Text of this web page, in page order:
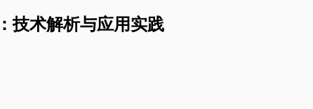
技术解析与应用实践